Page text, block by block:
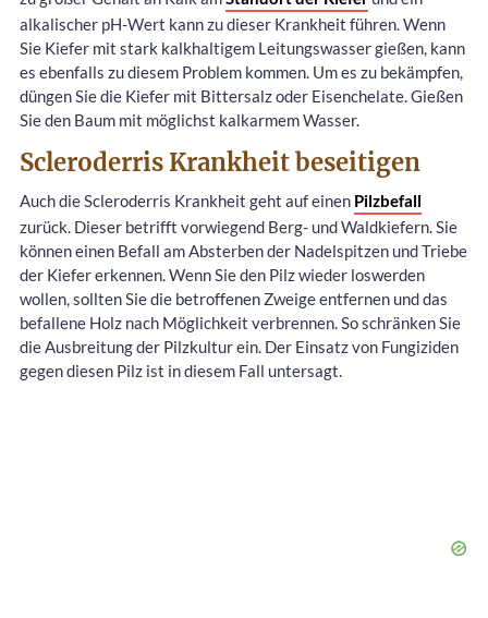
alkalischer pH-Wert kann zu dieser Krankheit führen. Wenn
Sie Kiefer mit stark kalkhaltigem Leitungswasser gießen, kann
es ebenfalls zu diesem Problem kommen. Um es zu bekämpfen,
düngen Sie die Kiefer mit Bittersalz oder Eisenchelate. Gießen
Sie den Baum mit möglichst kalkarmem Wasser.
Scleroderris Krankheit beseitigen
Auch die Scleroderris Krankheit geht auf einen Pilzbefall
zurück. Dieser betrifft vorwiegend Berg- und Waldkiefern. Sie
können einen Befall am Absterben der Nadelspitzen und Triebe
der Kiefer erkennen. Wenn Sie den Pilz wieder loswerden
wollen, sollten Sie die betroffenen Zweige entfernen und das
befallene Holz nach Möglichkeit verbrennen. So schränken Sie
die Ausbreitung der Pilzkultur ein. Der Einsatz von Fungiziden
gegen diesen Pilz ist in diesem Fall untersagt.